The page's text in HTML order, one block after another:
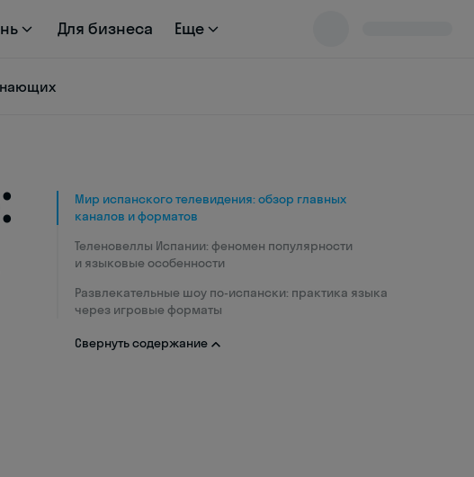
Для бизнеса Еще
Мир испанского телевидения: обзор главных
каналов и форматов
Теленовеллы Испании: феномен популярности
и языковые особенности
Развлекательные шоу по-испански: практика языка
через игровые форматы
Свернуть содержание